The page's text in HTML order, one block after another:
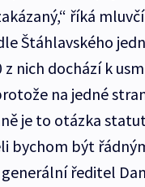
říká
Štáhlavského
nich dochází k
na jedné
je to otázka
bychom být
ředitel